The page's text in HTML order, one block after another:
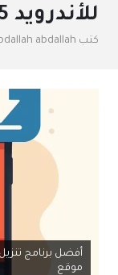
للأندرويد 2025 من أي موقع
كتب abdallah
موقع